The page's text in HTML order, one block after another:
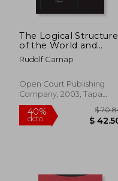
The Logical Structure
of the World and
Pseudoproblems in
Philosophy (Open
Inglés)
Rudolf Carnap
Open Court Publishing
Company, 2003, Tapa
Blanda, Nuevo